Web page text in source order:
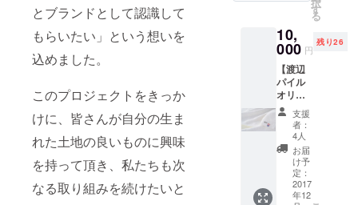
とブランドとして認識して
もらいたい」という想いを
込めました。
このプロジェクトをきっか
けに、皆さんが自分の生ま
れた土地の良いものに興味
を持って頂き、私たちも次
なる取り組みを続けたいと
ンカ
チ！
プロ
ジェク
トメン
バーの
指定が
ある場
合は別
途ご相
談下さ
い。 ・
食事場
所が東
京23区
内又は
択
す
る
10,
000 円
残り26
【渡辺
パイル
オリジ
ナルバ
スタオ
ル2枚
セット
＋御礼
のメー
ル】 ※
送料・
支援
者：
4人
お届
け予
定：
2017
年12